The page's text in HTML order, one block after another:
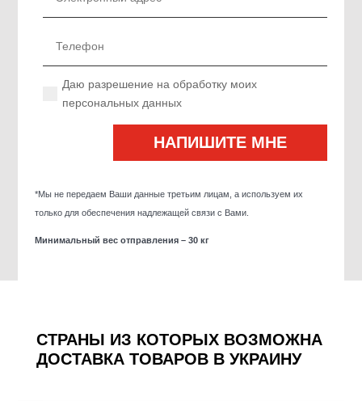
Даю разрешение на обработку моих
персональных данных
*Мы не передаем Ваши данные третьим лицам, а используем их
только для обеспечения надлежащей связи с Вами.
Минимальный вес отправления – 30 кг
СТРАНЫ ИЗ КОТОРЫХ ВОЗМОЖНА
ДОСТАВКА ТОВАРОВ В УКРАИНУ